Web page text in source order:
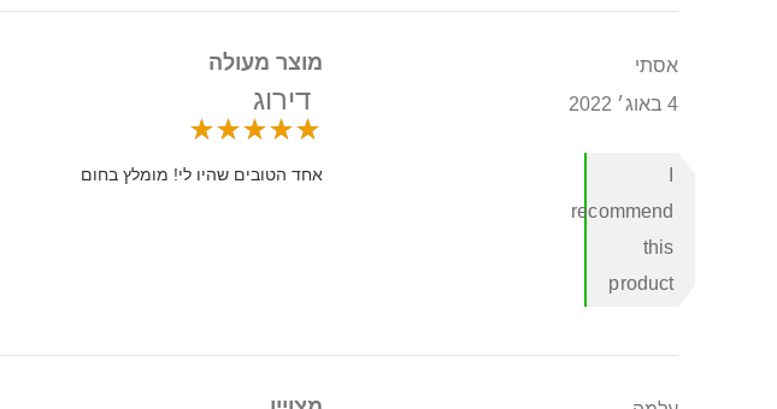
אסתי
4 באוג׳ 2022
recommend
this
product
מוצר מעולה
דירוג
אחד הטובים שהיו לי! מומלץ בחום